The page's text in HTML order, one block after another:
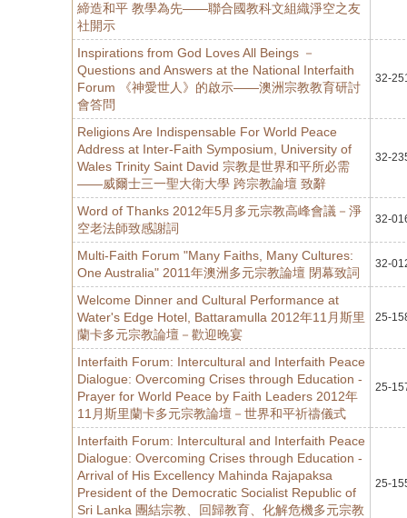
締造和平 教學為先——聯合國教科文組織淨空之友
社開示
Inspirations from God Loves All Beings －
Questions and Answers at the National Interfaith
Forum 《神愛世人》的啟示——澳洲宗教教育研討
會答問
32-
Religions Are Indispensable For World Peace
Address at Inter-Faith Symposium, University of
Wales Trinity Saint David 宗教是世界和平所必需
——威爾士三一聖大衛大學 跨宗教論壇 致辭
32-
Word of Thanks 2012年5月多元宗教高峰會議－淨
空老法師致感謝詞
32-
Multi-Faith Forum "Many Faiths, Many Cultures:
One Australia" 2011年澳洲多元宗教論壇 閉幕致詞
32-
Welcome Dinner and Cultural Performance at
Water's Edge Hotel, Battaramulla 2012年11月斯里
蘭卡多元宗教論壇－歡迎晚宴
25-
Interfaith Forum: Intercultural and Interfaith Peace
Dialogue: Overcoming Crises through Education -
Prayer for World Peace by Faith Leaders 2012年
11月斯里蘭卡多元宗教論壇－世界和平祈禱儀式
25-
Interfaith Forum: Intercultural and Interfaith Peace
Dialogue: Overcoming Crises through Education -
Arrival of His Excellency Mahinda Rajapaksa
President of the Democratic Socialist Republic of
Sri Lanka 團結宗教、回歸教育、化解危機多元宗教
25-